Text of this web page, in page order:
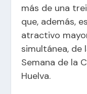
más de una
que, además,
atractivo
simultánea, de
Semana de la
Huelva.